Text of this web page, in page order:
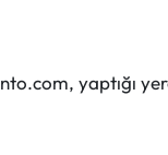
yaptığı